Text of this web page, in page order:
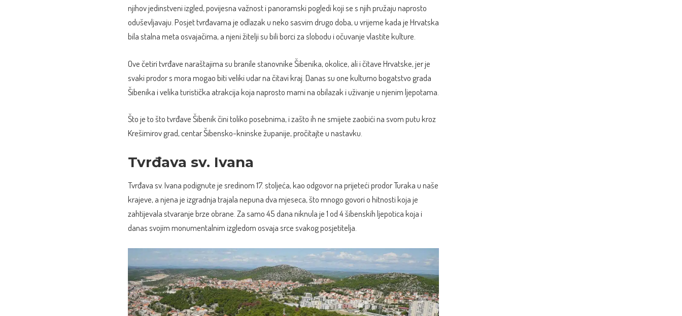
njihov jedinstveni izgled, povijesna važnost i panoramski pogledi koji se s njih pružaju naprosto
oduševljavaju. Posjet tvrđavama je odlazak u neko sasvim drugo doba, u vrijeme kada je Hrvatska
bila stalna meta osvajačima, a njeni žitelji su bili borci za slobodu i očuvanje vlastite kulture.
Ove četiri tvrđave naraštajima su branile stanovnike Šibenika, okolice, ali i čitave Hrvatske, jer je
svaki prodor s mora mogao biti veliki udar na čitavi kraj. Danas su one kulturno bogatstvo grada
Šibenika i velika turistička atrakcija koja naprosto mami na obilazak i uživanje u njenim ljepotama.
Što je to što tvrđave Šibenik čini toliko posebnima, i zašto ih ne smijete zaobići na svom putu kroz
Krešimirov grad, centar Šibensko-kninske županije, pročitajte u nastavku.
Tvrđava sv. Ivana
Tvrđava sv. Ivana podignute je sredinom 17. stoljeća, kao odgovor na prijeteći prodor Turaka u naše
krajeve, a njena je izgradnja trajala nepuna dva mjeseca, što mnogo govori o hitnosti koja je
zahtijevala stvaranje brze obrane. Za samo 45 dana niknula je 1 od 4 šibenskih ljepotica koja i
danas svojim monumentalnim izgledom osvaja srce svakog posjetitelja.